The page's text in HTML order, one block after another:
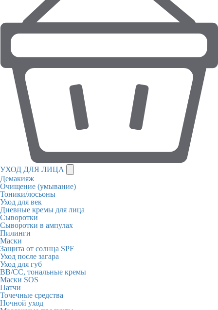
УХОД ДЛЯ ЛИЦА
Демакияж
Очищение (умывание)
Тоники/лосьоны
Уход для век
Дневные кремы для лица
Сыворотки
Сыворотки в ампулах
Пилинги
Маски
Защита от солнца SPF
Уход после загара
Уход для губ
BB/CC, тональные кремы
Маски SOS
Патчи
Точечные средства
Ночной уход